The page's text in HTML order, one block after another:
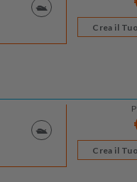
Crea il
Crea il